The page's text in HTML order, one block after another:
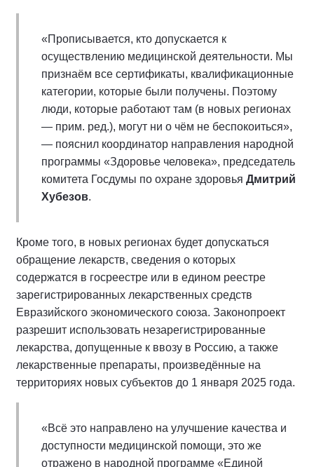
«Прописывается, кто допускается к
осуществлению медицинской деятельности. Мы
признаём все сертификаты, квалификационные
категории, которые были получены. Поэтому
люди, которые работают там (в новых регионах
— прим. ред.), могут ни о чём не беспокоиться»,
— пояснил координатор направления народной
программы «Здоровье человека», председатель
комитета Госдумы по охране здоровья Дмитрий
Хубезов.
Кроме того, в новых регионах будет допускаться
обращение лекарств, сведения о которых
содержатся в госреестре или в едином реестре
зарегистрированных лекарственных средств
Евразийского экономического союза. Законопроект
разрешит использовать незарегистрированные
лекарства, допущенные к ввозу в Россию, а также
лекарственные препараты, произведённые на
территориях новых субъектов до 1 января 2025 года.
«Всё это направлено на улучшение качества и
доступности медицинской помощи, это же
отражено в народной программе «Единой